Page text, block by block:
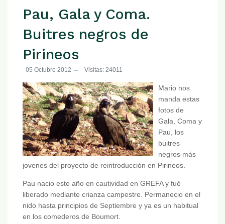
Pau, Gala y Coma.
Buitres negros de
Pirineos
05 Octubre 2012 Visitas: 24011
Mario nos
manda estas
fotos de
Gala, Coma y
Pau, los
buitres
negros más
jovenes del proyecto de reintroducción en Pirineos.
Pau nacio este año en cautividad en GREFA y fué
liberado mediante crianza campestre. Permanecio en el
nido hasta principios de Septiembre y ya es un habitual
en los comederos de Boumort.